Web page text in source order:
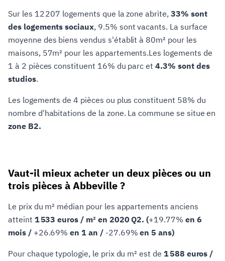
Sur les 12 207 logements que la zone abrite, 33% sont
des logements sociaux, 9.5% sont vacants. La surface
moyenne des biens vendus s'établit à 80m² pour les
maisons, 57m² pour les appartements.Les logements de
1 à 2 pièces constituent 16% du parc et4.3% sont des
studios.
Les logements de 4 pièces ou plus constituent 58% du
nombre d'habitations de la zone. La commune se situe en
zone B2.
Vaut-il mieux acheter un deux pièces ou un
trois pièces à Abbeville ?
Le prix du m² médian pour les appartements anciens
atteint 1 533 euros / m² en 2020 Q2. (+19.77% en 6
mois / +26.69% en 1 an / -27.69% en 5 ans)
Pour chaque typologie, le prix du m² est de 1 588 euros /